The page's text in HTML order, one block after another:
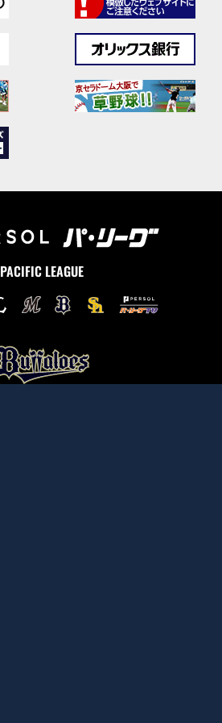
PACIFIC LEAGUE